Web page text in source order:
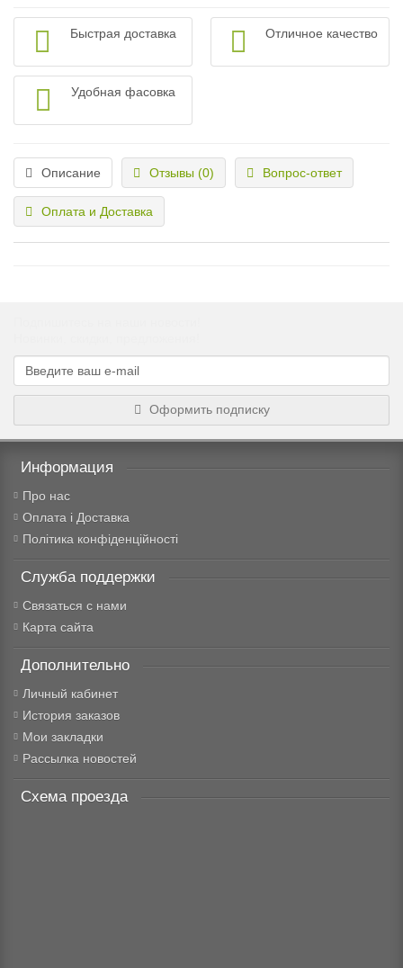
Быстрая доставка Отличное качество
Удобная фасовка
Описание Отзывы (0) Вопрос-ответ
Оплата и Доставка
Оформить подписку
Информация
Про нас
Оплата і Доставка
Політика конфіденційності
Служба поддержки
Связаться с нами
Карта сайта
Дополнительно
Личный кабинет
История заказов
Мои закладки
Рассылка новостей
Схема проезда